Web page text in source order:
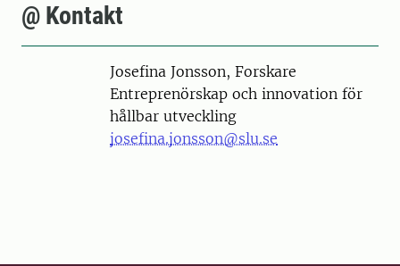
@ Kontakt
PersonJosefina Jonsson, Forskare
Entreprenörskap och innovation för
hållbar utveckling
josefina.jonsson@slu.se